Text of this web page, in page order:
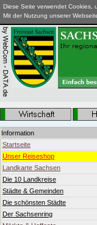
Diese Seite verwendet Cookies,
Mit der Nutzung unserer
Information
Startseite
Unser Reiseshop
Landkarte Sachsen
Die 10 Landkreise
Städte & Gemeinden
Die schönsten Städte
Der Sachsenring